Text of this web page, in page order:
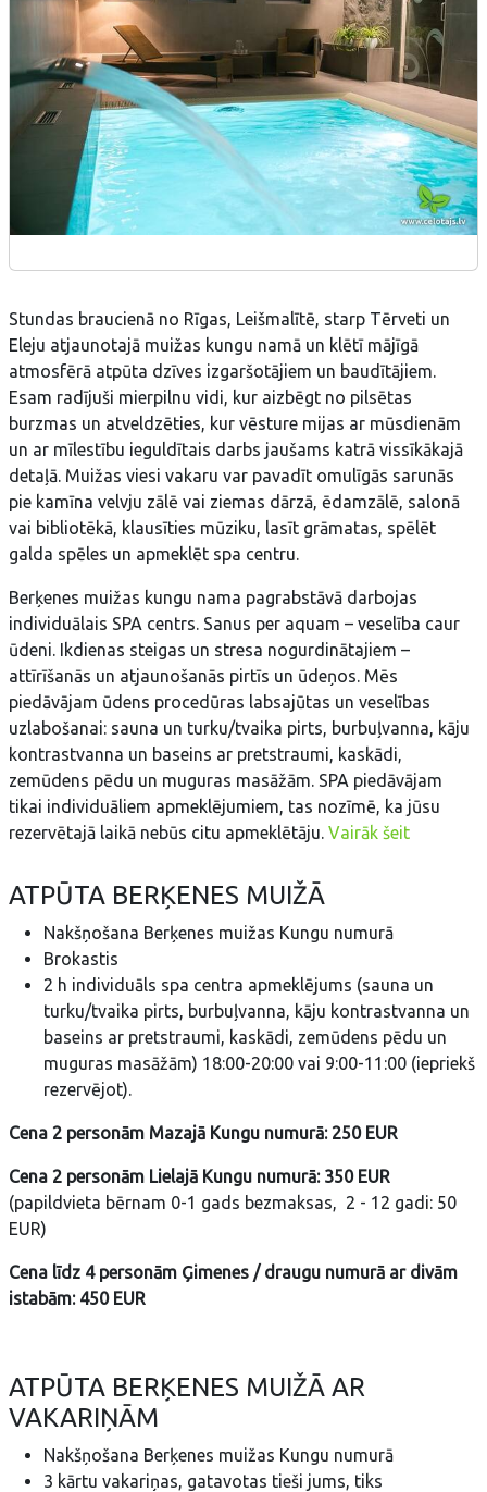
Stundas braucienā no Rīgas, Leišmalītē, starp Tērveti un
Eleju atjaunotajā muižas kungu namā un klētī mājīgā
atmosfērā atpūta dzīves izgaršotājiem un baudītājiem.
Esam radījuši mierpilnu vidi, kur aizbēgt no pilsētas
burzmas un atveldzēties, kur vēsture mijas ar mūsdienām
un ar mīlestību ieguldītais darbs jaušams katrā vissīkākajā
detaļā. Muižas viesi vakaru var pavadīt omulīgās sarunās
pie kamīna velvju zālē vai ziemas dārzā, ēdamzālē, salonā
vai bibliotēkā, klausīties mūziku, lasīt grāmatas, spēlēt
galda spēles un apmeklēt spa centru.
Berķenes muižas kungu nama pagrabstāvā darbojas
individuālais SPA centrs. Sanus per aquam – veselība caur
ūdeni. Ikdienas steigas un stresa nogurdinātajiem –
attīrīšanās un atjaunošanās pirtīs un ūdeņos. Mēs
piedāvājam ūdens procedūras labsajūtas un veselības
uzlabošanai: sauna un turku/tvaika pirts, burbuļvanna, kāju
kontrastvanna un baseins ar pretstraumi, kaskādi,
zemūdens pēdu un muguras masāžām. SPA piedāvājam
tikai individuāliem apmeklējumiem, tas nozīmē, ka jūsu
rezervētajā laikā nebūs citu apmeklētāju. Vairāk šeit
ATPŪTA BERĶENES MUIŽĀ
Nakšņošana Berķenes muižas Kungu numurā
Brokastis
2 h individuāls spa centra apmeklējums (sauna un
turku/tvaika pirts, burbuļvanna, kāju kontrastvanna un
baseins ar pretstraumi, kaskādi, zemūdens pēdu un
muguras masāžām) 18:00-20:00 vai 9:00-11:00 (iepriekš
rezervējot).
Cena 2 personām Mazajā Kungu numurā: 250 EUR
Cena 2 personām Lielajā Kungu numurā: 350 EUR
(papildvieta bērnam 0-1 gads bezmaksas, 2 - 12 gadi: 50
EUR)
Cena līdz 4 personām Ģimenes / draugu numurā ar divām
istabām: 450 EUR
ATPŪTA BERĶENES MUIŽĀ AR
VAKARIŅĀM
Nakšņošana Berķenes muižas Kungu numurā
3 kārtu vakariņas, gatavotas tieši jums, tiks